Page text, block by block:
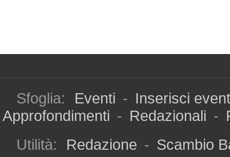
Sfoglia: Eventi - Inserisci
Approfondimenti - Redazionali -
Utilità:
Redazione - Scambio